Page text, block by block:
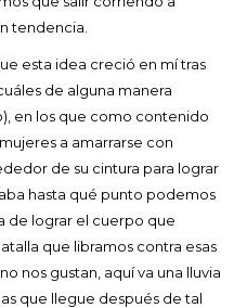
tendencia.
esta idea creció en mí tras
de alguna manera
en los que como contenido
a amarrarse con
de su cintura para lograr
hasta qué punto podemos
de lograr el cuerpo que
que libramos contra esas
nos gustan, aquí va una lluvia
que llegue después de tal